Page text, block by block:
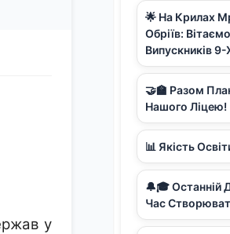
у
🌟 На Крилах
Обріїв:
Випускників 9-
🤝🏫 Разом
Нашого Ліцею!
📊 Якість
🔔🎓 Останній
Час